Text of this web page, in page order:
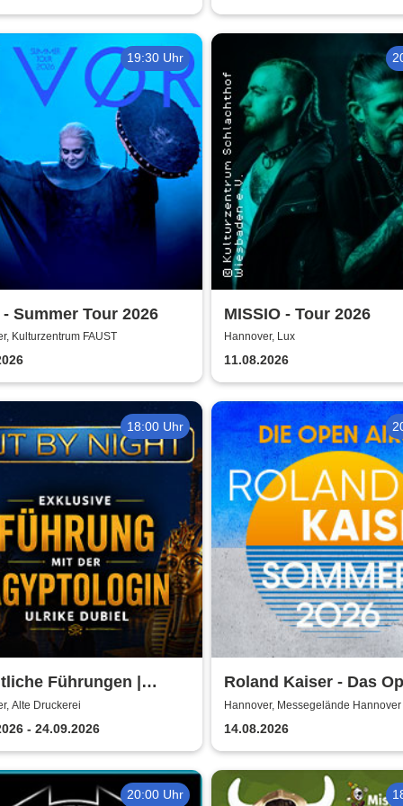
19:30 Uhr
Summer Tour 2026
Kulturzentrum FAUST
MISSIO - Tour 2026
Hannover, Lux
11.08.2026
18:00 Uhr
Führungen |
| Hannover -
Abenteuer
Alte Druckerei
- 24.09.2026
Roland Kaiser - Das
2026!
Hannover, Messegelände Hannover
14.08.2026
20:00 Uhr